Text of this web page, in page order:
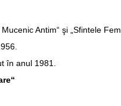
Antim“ şi „Sfintele
în anul 1981.